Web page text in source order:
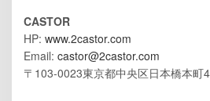
CASTOR
HP: www.2castor.com
Email: castor@2castor.com
〒103-0023東京都中央区日本橋本町